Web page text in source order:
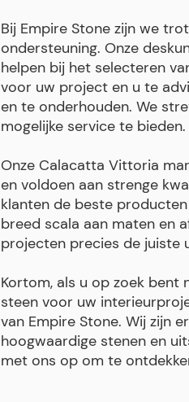
Bij Empire Stone zijn we
ondersteuning. Onze
helpen bij het selecteren
voor uw project en u te
en te onderhouden. We
mogelijke service te bieden.
Onze Calacatta Vittoria
en voldoen aan strenge
klanten de beste
breed scala aan maten en
projecten precies de juiste
Kortom, als u op zoek bent
steen voor uw
van Empire Stone. Wij zijn
hoogwaardige stenen en
met ons op om te